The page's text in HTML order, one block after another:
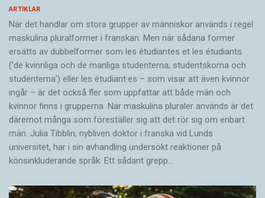
ARTIKLAR
När det handlar om stora grupper av människor används i regel
maskulina pluralformer i franskan. Men när sådana ­former
ersätts av dubbel­former som les étudiantes et les étudiants
(’de kvinnliga och de manliga studenterna; studentskorna och
studenterna’) eller les étudiant·es – som visar att även kvinnor
ingår – är det också fler som uppfattar att både män och
kvinnor finns i grupperna. När maskulina pluraler används är det
där­emot många som föreställer sig att det rör sig om enbart
män. Julia Tibblin, nybliven doktor i franska vid Lunds
universitet, har i sin avhandling undersökt reaktioner på
könsinkluderande språk. Ett sådant grepp…